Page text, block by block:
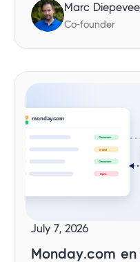
Marc
Co-founder
July 7, 2026
Monday.com